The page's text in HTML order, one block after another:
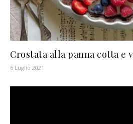
Crostata alla panna cotta e
6 Luglio 2021